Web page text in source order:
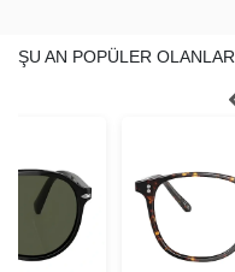
ŞU AN POPÜLER OLANLAR